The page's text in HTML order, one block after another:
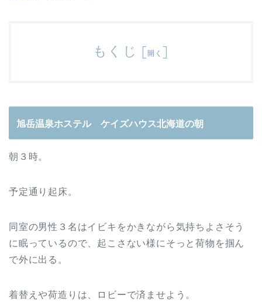
もくじ [開く ]
旭岳温泉ホステル ケイズハウス北海道の朝
朝３時。
予定通り起床。
同室の男性３名はイビキをかきながら気持ちよさそう
に眠っているので、起こさない様にそっと荷物を掴ん
で外に出る。
着替えや荷造りは、ロビーで済ませよう。